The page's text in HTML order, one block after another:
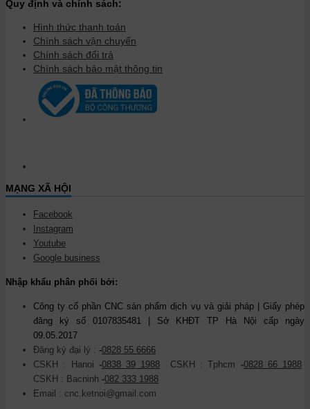
Quy định và chính sách:
Hình thức thanh toán
Chính sách vận chuyển
Chính sách đổi trả
Chính sách bảo mật thông tin
MẠNG XÃ HỘI
Facebook
Instagram
Youtube
Google business
Nhập khẩu phân phối bởi:
Công ty cổ phần CNC sản phẩm dịch vụ và giải pháp | Giấy phép
đăng ký số 0107835481 | Sở KHĐT TP Hà Nội cấp ngày
09.05.2017
Đăng ký đại lý : -0828 55 6666
CSKH : Hanoi -0838 39 1988 CSKH : Tphcm -0828 66 1988
CSKH : Bacninh -082 333 1988
Email : cnc.ketnoi@gmail.com